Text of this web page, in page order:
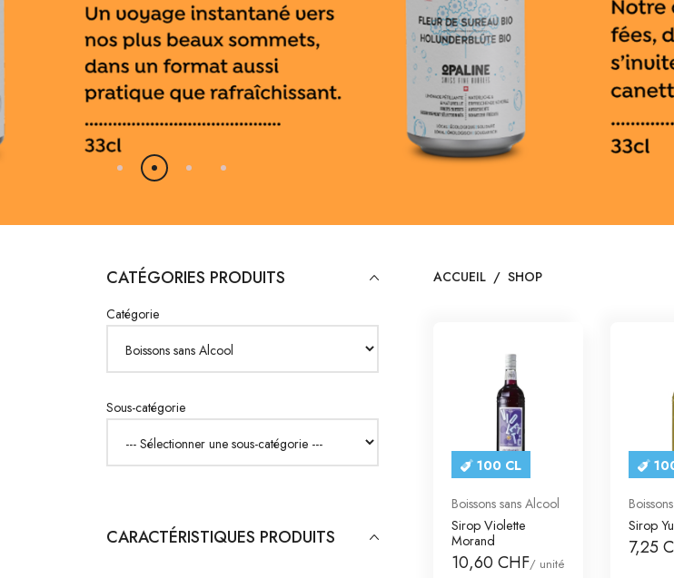
CATÉGORIES PRODUITS
Catégorie
Sous-catégorie
CARACTÉRISTIQUES PRODUITS
ACCUEIL / SHOP
100 CL
Boissons sans Alcool
Sirop Violette
Morand
10,60 CHF/ unité
Sirop
7,25